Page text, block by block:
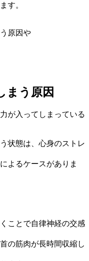
す。
原因や
まう原因
が入ってしまっている
状態は、心身のストレ
よるケースがありま
ことで自律神経の交感
の筋肉が長時間収縮し